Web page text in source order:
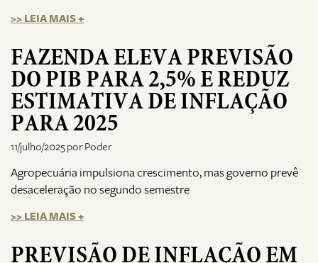
>> LEIA MAIS +
FAZENDA ELEVA PREVISÃO
DO PIB PARA 2,5% E REDUZ
ESTIMATIVA DE INFLAÇÃO
PARA 2025
11/julho/2025 por Poder
Agropecuária impulsiona crescimento, mas governo prevê
desaceleração no segundo semestre
>> LEIA MAIS +
PREVISÃO DE INFLAÇÃO EM